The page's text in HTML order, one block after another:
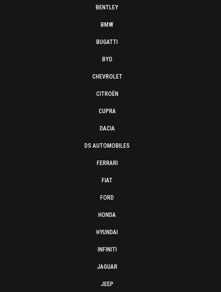
BENTLEY
BMW
BUGATTI
BYD
CHEVROLET
CITROËN
CUPRA
DACIA
DS AUTOMOBILES
FERRARI
FIAT
FORD
HONDA
HYUNDAI
INFINITI
JAGUAR
JEEP